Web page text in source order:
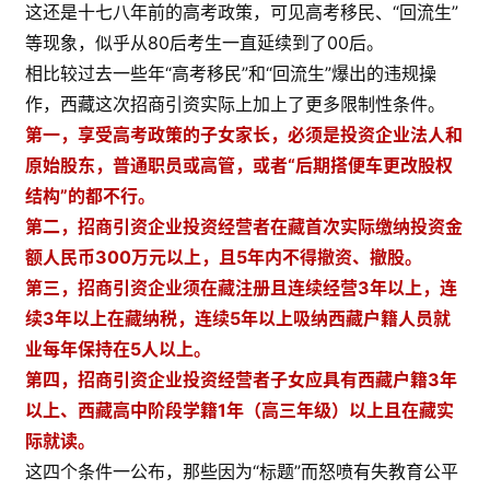
这还是十七八年前的高考政策，可见高考移民、“回流生”
等现象，似乎从80后考生一直延续到了00后。
相比较过去一些年“高考移民”和“回流生”爆出的违规操
作，西藏这次招商引资实际上加上了更多限制性条件。
第一，享受高考政策的子女家长，必须是投资企业法人和
原始股东，普通职员或高管，或者“后期搭便车更改股权
结构”的都不行。
第二，招商引资企业投资经营者在藏首次实际缴纳投资金
额人民币300万元以上，且5年内不得撤资、撤股。
第三，招商引资企业须在藏注册且连续经营3年以上，连
续3年以上在藏纳税，连续5年以上吸纳西藏户籍人员就
业每年保持在5人以上。
第四，招商引资企业投资经营者子女应具有西藏户籍3年
以上、西藏高中阶段学籍1年（高三年级）以上且在藏实
际就读。
这四个条件一公布，那些因为“标题”而怒喷有失教育公平